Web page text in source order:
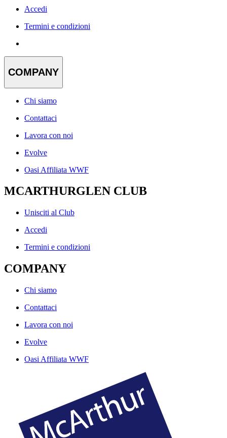
Accedi
Termini e condizioni
COMPANY
Chi siamo
Contattaci
Lavora con noi
Evolve
Oasi Affiliata WWF
MCARTHURGLEN CLUB
Unisciti al Club
Accedi
Termini e condizioni
COMPANY
Chi siamo
Contattaci
Lavora con noi
Evolve
Oasi Affiliata WWF